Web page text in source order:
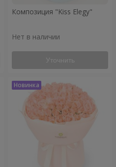
Композиция "Kiss Elegy"
Нет в наличии
Уточнить